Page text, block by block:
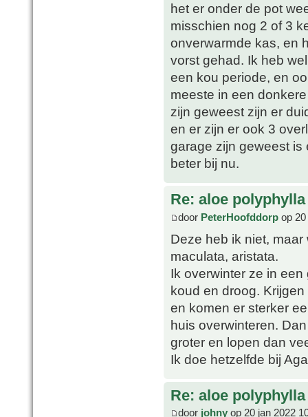
het er onder de pot
misschien nog 2 of 3
onverwarmde kas, en
vorst gehad. Ik heb
een kou periode, en
meeste in een
zijn geweest zijn er
en er zijn er ook 3
garage zijn geweest
beter bij nu.
Re: aloe polyphylla
door PeterHoofddorp op
Deze heb ik niet,
maculata, aristata.
Ik overwinter ze in
koud en droog.
en komen er sterker
huis overwinteren.
groter en lopen dan
Ik doe hetzelfde bij
Re: aloe polyphylla
door johny op 20 jan 2022